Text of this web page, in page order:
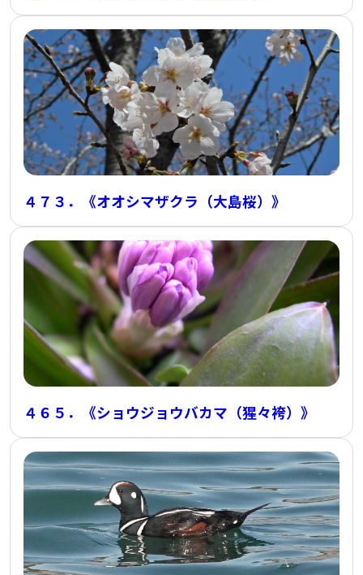
４７３．《オオシマザクラ（大島桜）》
４６５．《ショウジョウバカマ（猩々袴）》